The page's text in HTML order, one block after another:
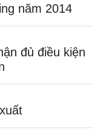
năm 2014
đủ điều kiện